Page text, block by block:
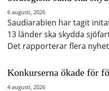
6 augusti, 2026
Saudiarabien har tagit
13 länder ska skydda
Det rapporterar flera
Konkurserna ökade för
4 augusti, 2026